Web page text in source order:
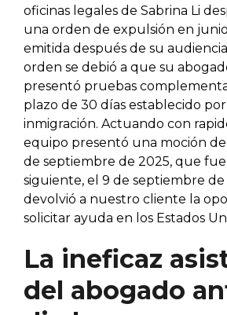
oficinas legales de Sabrina Li
una orden de expulsión en
emitida después de su
orden se debió a que su
presentó pruebas
plazo de 30 días establecido
inmigración. Actuando con
equipo presentó una moción
de septiembre de 2025, que
siguiente, el 9 de septiembre
devolvió a nuestro cliente la
solicitar ayuda en los Estados
La ineficaz
del abogado